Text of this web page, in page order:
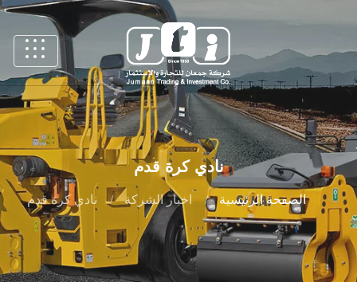
نادي كرة قدم
الصفحة الرئيسية اخبار الشركة نادي كرة قدم